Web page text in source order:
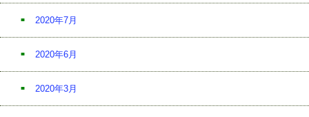
2020年7月
2020年6月
2020年3月